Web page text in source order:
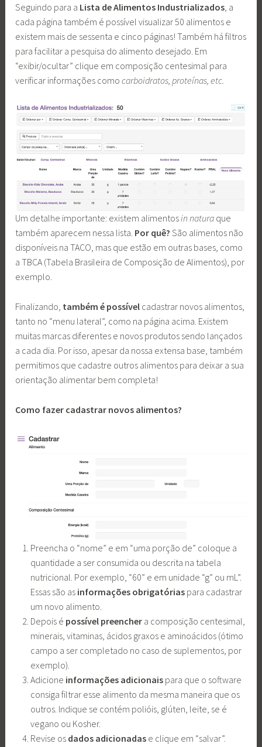
Seguindo para a Lista de Alimentos Industrializados , a
cada página também é possível visualizar 50 alimentos e
existem mais de sessenta e cinco páginas! Também há filtros
para facilitar a pesquisa do alimento desejado. Em
“exibir/ocultar” clique em composição centesimal para
verificar informações comocarboidratos, proteínas, etc.
Um detalhe importante: existem alimentosin natura que
também aparecem nessa lista. Por quê? São alimentos não
disponíveis na TACO, mas que estão em outras bases, como
a TBCA (Tabela Brasileira de Composição de Alimentos), por
exemplo.
Finalizando, também é possível cadastrar novos alimentos,
tanto no “menu lateral”, como na página acima. Existem
muitas marcas diferentes e novos produtos sendo lançados
a cada dia. Por isso, apesar da nossa extensa base, também
permitimos que cadastre outros alimentos para deixar a sua
orientação alimentar bem completa!
Como fazer cadastrar novos alimentos?
Preencha o “nome” e em “uma porção de” coloque a
quantidade a ser consumida ou descrita na tabela
nutricional. Por exemplo, “60” e em unidade “g” ou mL”.
Essas são as informações obrigatóriaspara cadastrar
um novo alimento.
Depois é possível preencher a composição centesimal,
minerais, vitaminas, ácidos graxos e aminoácidos (ótimo
campo a ser completado no caso de suplementos, por
exemplo).
Adicione informações adicionaispara que o software
consiga filtrar esse alimento da mesma maneira que os
outros. Indique se contém polióis, glúten, leite, se é
vegano ou Kosher.
Revise os dados adicionadase clique em “salvar”.